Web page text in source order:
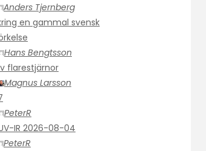
Anders Tjernberg
en gammal svensk
Hans Bengtsson
flarestjärnor
Magnus Larsson
PeterR
IR 2026-08-04
PeterR